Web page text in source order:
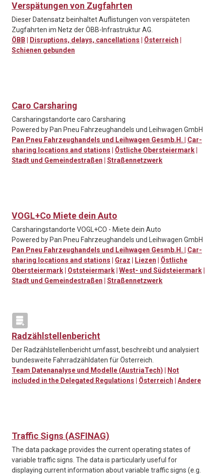
Verspätungen von Zugfahrten
Dieser Datensatz beinhaltet Auflistungen von verspäteten
Zugfahrten im Netz der ÖBB-Infrastruktur AG.
ÖBB
Disruptions, delays, cancellations Österreich
Schienen gebunden
Caro Carsharing
Carsharingstandorte caro Carsharing
Powered by Pan Pneu Fahrzeughandels und Leihwagen GmbH
Pan Pneu Fahrzeughandels und Leihwagen Gesmb.H.
Car-
sharing locations and stations
Östliche Obersteiermark
Stadt und Gemeindestraßen
Straßennetzwerk
VOGL+Co Miete dein Auto
Carsharingstandorte VOGL+CO - Miete dein Auto
Powered by Pan Pneu Fahrzeughandels und Leihwagen GmbH
Pan Pneu Fahrzeughandels und Leihwagen Gesmb.H.
Car-
sharing locations and stations
Graz Liezen
Östliche
Obersteiermark
Oststeiermark West- und Südsteiermark
Stadt und Gemeindestraßen
Straßennetzwerk
Radzählstellenbericht
Der Radzählstellenbericht umfasst, beschreibt und analysiert
bundesweite Fahrradzähldaten für Österreich.
Team Datenanalyse und Modelle (AustriaTech)
Not
included in the Delegated Regulations
Österreich Andere
Traffic Signs (ASFINAG)
The data package provides the current operating states of
variable traffic signs. The data is particularly useful for
displaying current information about variable traffic signs (e.g.